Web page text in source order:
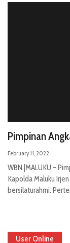
Pimpinan
February 11, 2022
WBN |MALUKU –
Kapolda Maluku
bersilaturahmi.
User Online